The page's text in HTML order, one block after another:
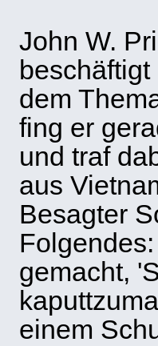
John W.
dem
fing er
und traf
aus
Besagter
gemacht,
einem